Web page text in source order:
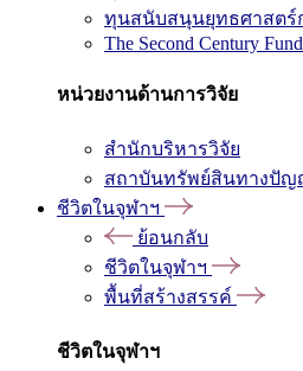
ทุนสนับสนุนยุทธศาสตร์
The Second Century
หน่วยงานด้านการวิจัย
สำนักบริหารวิจัย
สถาบันทรัพย์สินทางปัญ
ชีวิตในจุฬาฯ
ย้อนกลับ
ชีวิตในจุฬาฯ
พื้นที่สร้างสรรค์
ชีวิตในจุฬาฯ